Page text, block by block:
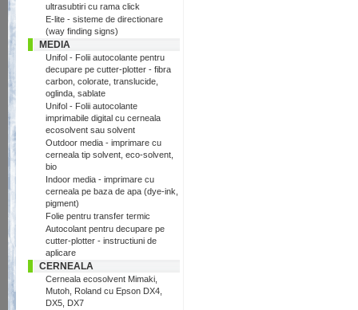
ultrasubtiri cu rama click
E-lite - sisteme de directionare
(way finding signs)
MEDIA
Unifol - Folii autocolante pentru
decupare pe cutter-plotter - fibra
carbon, colorate, translucide,
oglinda, sablate
Unifol - Folii autocolante
imprimabile digital cu cerneala
ecosolvent sau solvent
Outdoor media - imprimare cu
cerneala tip solvent, eco-solvent,
bio
Indoor media - imprimare cu
cerneala pe baza de apa (dye-ink,
pigment)
Folie pentru transfer termic
Autocolant pentru decupare pe
cutter-plotter - instructiuni de
aplicare
CERNEALA
Cerneala ecosolvent Mimaki,
Mutoh, Roland cu Epson DX4,
DX5, DX7